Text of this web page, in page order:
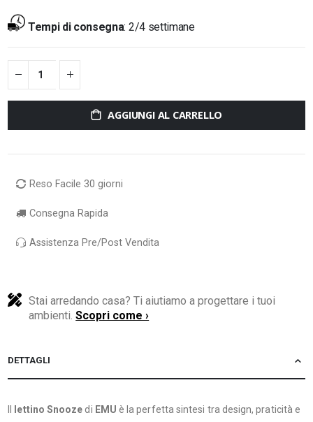
Tempi di consegna: 2/4 settimane
AGGIUNGI AL CARRELLO
Reso Facile 30 giorni
Consegna Rapida
Assistenza Pre/Post Vendita
Stai arredando casa? Ti aiutiamo a progettare i tuoi
ambienti.Scopri come ›
DETTAGLI
lettino Snooze di EMU è la perfetta sintesi tra design, praticità e